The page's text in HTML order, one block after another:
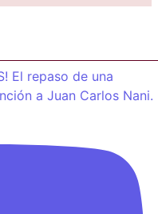
El repaso de una
a Juan Carlos Nani.